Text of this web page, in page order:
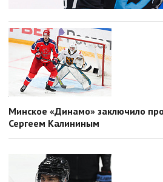
Минское «Динамо» заключило
Сергеем Калининым